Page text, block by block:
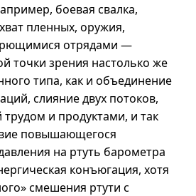
боевая свалка,
пленных, оружия,
отрядами —
точки зрения настолько же
типа, как и объединение
слияние двух потоков,
и продуктами, и так
повышающегося
на ртуть барометра
конъюгация, хотя
смешения ртути с